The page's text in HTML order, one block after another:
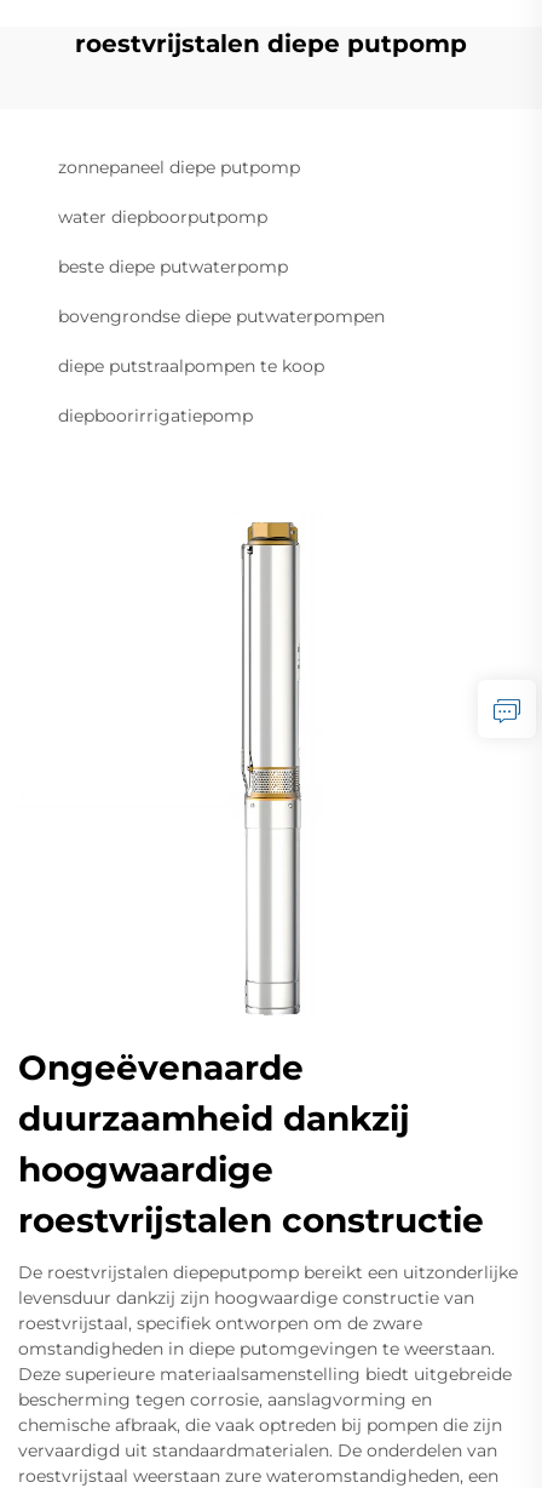
roestvrijstalen diepe putpomp
zonnepaneel diepe putpomp
water diepboorputpomp
beste diepe putwaterpomp
bovengrondse diepe putwaterpompen
diepe putstraalpompen te koop
diepboorirrigatiepomp
Ongeëvenaarde
duurzaamheid dankzij
hoogwaardige
roestvrijstalen constructie
De roestvrijstalen diepeputpomp bereikt een uitzonderlijke
levensduur dankzij zijn hoogwaardige constructie van
roestvrijstaal, specifiek ontworpen om de zware
omstandigheden in diepe putomgevingen te weerstaan.
Deze superieure materiaalsamenstelling biedt uitgebreide
bescherming tegen corrosie, aanslagvorming en
chemische afbraak, die vaak optreden bij pompen die zijn
vervaardigd uit standaardmaterialen. De onderdelen van
roestvrijstaal weerstaan zure wateromstandigheden, een